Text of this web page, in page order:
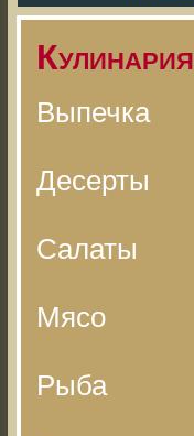
Кулинария
Выпечка
Десерты
Салаты
Мясо
Рыба